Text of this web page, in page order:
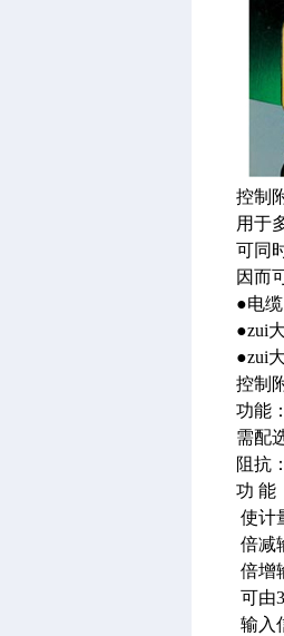
控制
用于
可同
因而
●电
●zui
●zui
控制
功能
需配
阻抗
功 能
使计
倍减
倍增
可由
输入